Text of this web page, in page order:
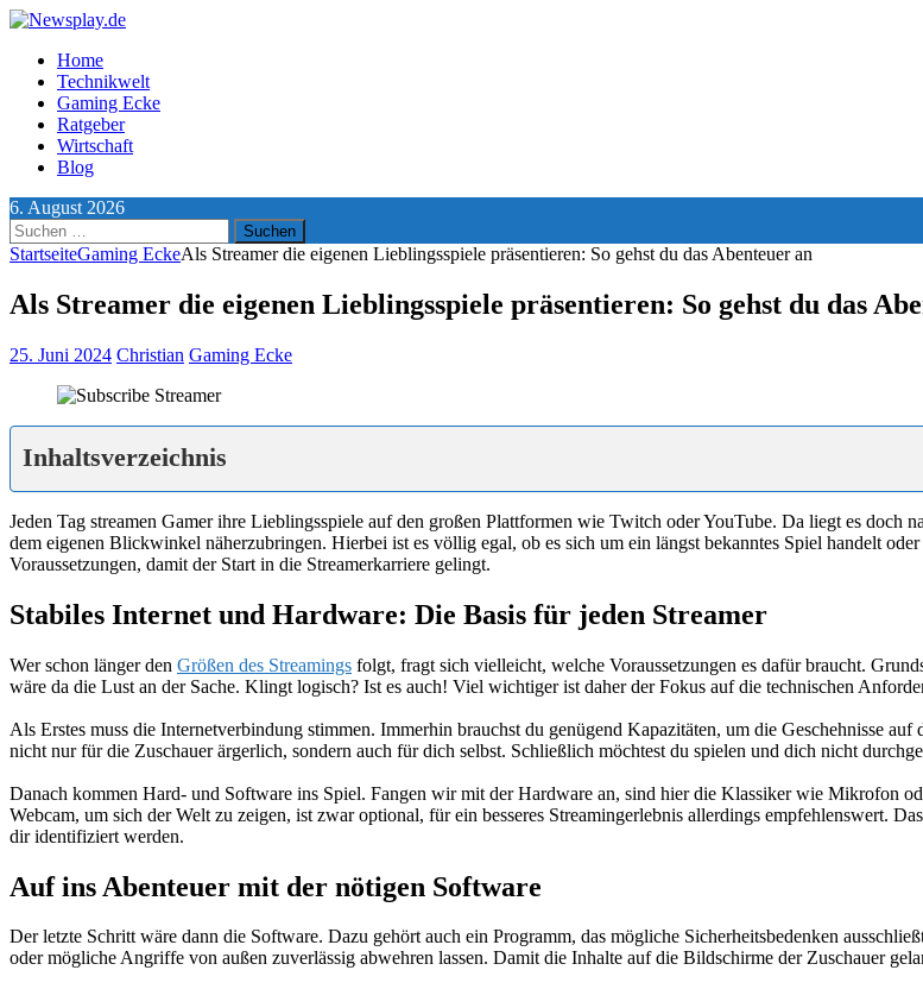
Home
Technikwelt
Gaming Ecke
Ratgeber
Wirtschaft
Blog
6. August 2026
Suchen
nach:
StartseiteGaming EckeAls Streamer die eigenen Lieblingsspiele präsentieren: So gehst du das Abenteuer an
Als Streamer die eigenen Lieblingsspiele präsentieren: So gehst du das
25. Juni 2024 Christian Gaming Ecke
Inhaltsverzeichnis
Jeden Tag streamen Gamer ihre Lieblingsspiele auf den großen Plattformen wie Twitch oder YouTube. Da liegt es doch
dem eigenen Blickwinkel näherzubringen. Hierbei ist es völlig egal, ob es sich um ein längst bekanntes Spiel handelt
Voraussetzungen, damit der Start in die Streamerkarriere gelingt.
Stabiles Internet und Hardware: Die Basis für jeden Streamer
Wer schon länger den Größen des Streamings folgt, fragt sich vielleicht, welche Voraussetzungen es dafür braucht.
wäre da die Lust an der Sache. Klingt logisch? Ist es auch! Viel wichtiger ist daher der Fokus auf die technischen
Als Erstes muss die Internetverbindung stimmen. Immerhin brauchst du genügend Kapazitäten, um die Geschehnisse
nicht nur für die Zuschauer ärgerlich, sondern auch für dich selbst. Schließlich möchtest du spielen und dich nicht
Danach kommen Hard- und Software ins Spiel. Fangen wir mit der Hardware an, sind hier die Klassiker wie Mikrofon
Webcam, um sich der Welt zu zeigen, ist zwar optional, für ein besseres Streamingerlebnis allerdings empfehlenswert.
dir identifiziert werden.
Auf ins Abenteuer mit der nötigen Software
Der letzte Schritt wäre dann die Software. Dazu gehört auch ein Programm, das mögliche Sicherheitsbedenken
oder mögliche Angriffe von außen zuverlässig abwehren lassen. Damit die Inhalte auf die Bildschirme der Zuschauer